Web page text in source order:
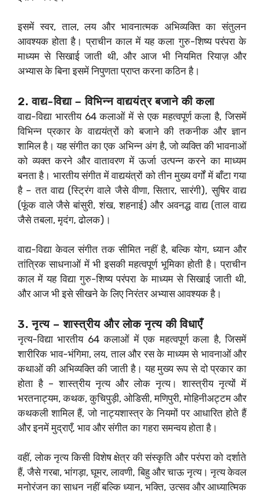
इसमें स्वर, ताल, लय और भावनात्मक अभिव्यक्ति का संतुलन
आवश्यक होता है। प्राचीन काल में यह कला गुरु-शिष्य परंपरा के
माध्यम से सिखाई जाती थी, और आज भी नियमित रियाज़ और
अभ्यास के बिना इसमें निपुणता प्राप्त करना कठिन है।
2. वाद्य-विद्या – विभिन्न वाद्ययंत्र बजाने की कला
वाद्य-विद्या भारतीय 64 कलाओं में से एक महत्वपूर्ण कला है, जिसमें
विभिन्न प्रकार के वाद्ययंत्रों को बजाने की तकनीक और ज्ञान
शामिल है। यह संगीत का एक अभिन्न अंग है, जो व्यक्ति की भावनाओं
को व्यक्त करने और वातावरण में ऊर्जा उत्पन्न करने का माध्यम
बनता है। भारतीय संगीत में वाद्ययंत्रों को तीन मुख्य वर्गों में बाँटा गया
है – तत वाद्य (स्ट्रिंग वाले जैसे वीणा, सितार, सारंगी), सुषिर वाद्य
(फूंक वाले जैसे बांसुरी, शंख, शहनाई) और अवनद्ध वाद्य (ताल वाद्य
जैसे तबला, मृदंग, ढोलक)।
वाद्य-विद्या केवल संगीत तक सीमित नहीं है, बल्कि योग, ध्यान और
तांत्रिक साधनाओं में भी इसकी महत्वपूर्ण भूमिका होती है। प्राचीन
काल में यह विद्या गुरु-शिष्य परंपरा के माध्यम से सिखाई जाती थी,
और आज भी इसे सीखने के लिए निरंतर अभ्यास आवश्यक है।
3. नृत्य – शास्त्रीय और लोक नृत्य की विधाएँ
नृत्य-विद्या भारतीय 64 कलाओं में एक महत्वपूर्ण कला है, जिसमें
शारीरिक भाव-भंगिमा, लय, ताल और रस के माध्यम से भावनाओं और
कथाओं की अभिव्यक्ति की जाती है। यह मुख्य रूप से दो प्रकार का
होता है – शास्त्रीय नृत्य और लोक नृत्य। शास्त्रीय नृत्यों में
भरतनाट्यम, कथक, कुचिपुड़ी, ओडिसी, मणिपुरी, मोहिनीअट्टम और
कथकली शामिल हैं, जो नाट्यशास्त्र के नियमों पर आधारित होते हैं
और इनमें मुद्राएँ, भाव और संगीत का गहरा समन्वय होता है।
वहीं, लोक नृत्य किसी विशेष क्षेत्र की संस्कृति और परंपरा को दर्शाते
हैं, जैसे गरबा, भांगड़ा, घूमर, लावणी, बिहु और चाऊ नृत्य। नृत्य केवल
मनोरंजन का साधन नहीं बल्कि ध्यान, भक्ति, उत्सव और आध्यात्मिक